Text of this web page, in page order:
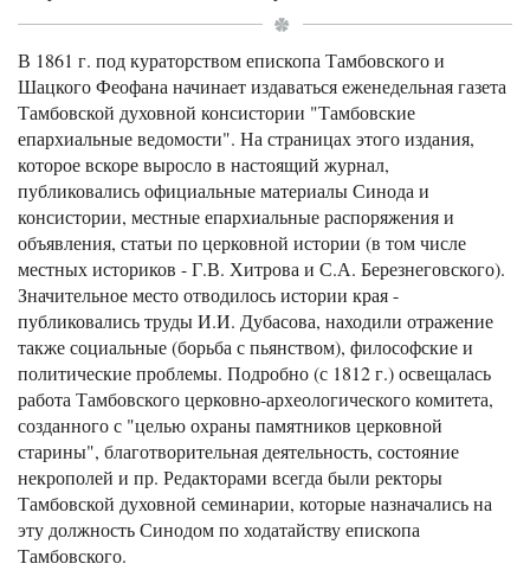
В 1861 г. под кураторством епископа Тамбовского и
Шацкого Феофана начинает издаваться еженедельная газета
Тамбовской духовной консистории "Тамбовские
епархиальные ведомости". На страницах этого издания,
которое вскоре выросло в настоящий журнал,
публиковались официальные материалы Синода и
консистории, местные епархиальные распоряжения и
объявления, статьи по церковной истории (в том числе
местных историков - Г.В. Хитрова и С.А. Березнеговского).
Значительное место отводилось истории края -
публиковались труды И.И. Дубасова, находили отражение
также социальные (борьба с пьянством), философские и
политические проблемы. Подробно (с 1812 г.) освещалась
работа Тамбовского церковно-археологического комитета,
созданного с "целью охраны памятников церковной
старины", благотворительная деятельность, состояние
некрополей и пр. Редакторами всегда были ректоры
Тамбовской духовной семинарии, которые назначались на
эту должность Синодом по ходатайству епископа
Тамбовского.